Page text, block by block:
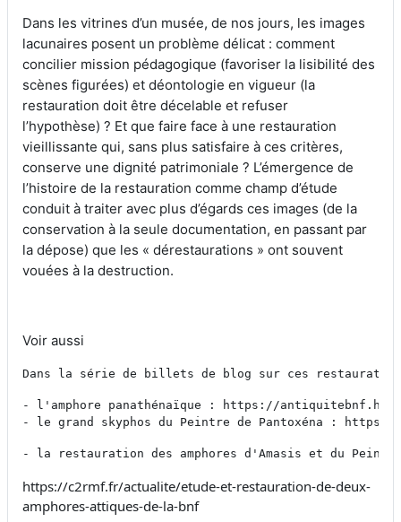
Dans les vitrines d’un musée, de nos jours, les images
lacunaires posent un problème délicat : comment
concilier mission pédagogique (favoriser la lisibilité des
scènes figurées) et déontologie en vigueur (la
restauration doit être décelable et refuser
l’hypothèse) ? Et que faire face à une restauration
vieillissante qui, sans plus satisfaire à ces critères,
conserve une dignité patrimoniale ? L’émergence de
l’histoire de la restauration comme champ d’étude
conduit à traiter avec plus d’égards ces images (de la
conservation à la seule documentation, en passant par
la dépose) que les « dérestaurations » ont souvent
vouées à la destruction.
Voir aussi
Dans la série de billets de blog sur ces
- l'amphore panathénaïque : https://
- le grand skyphos du Peintre de Pantoxéna :
- la restauration des amphores d'Amasis et du
https://c2rmf.fr/actualite/etude-et-restauration-de-deux-
amphores-attiques-de-la-bnf